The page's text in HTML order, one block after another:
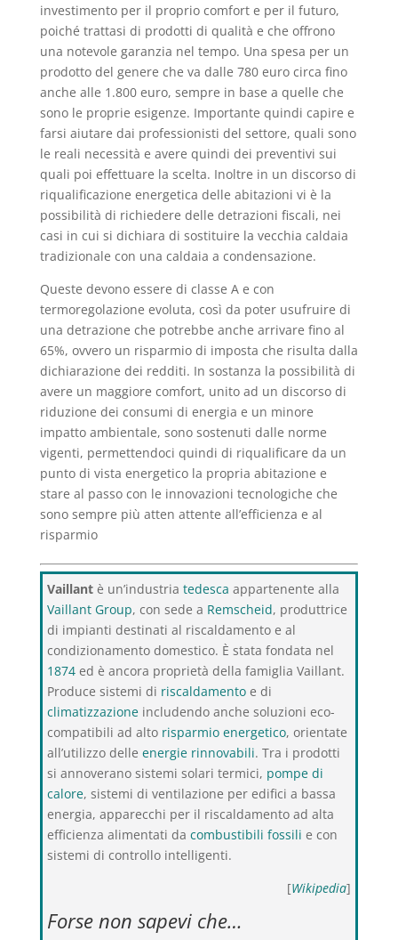
investimento per il proprio comfort e per il futuro,
poiché trattasi di prodotti di qualità e che offrono
una notevole garanzia nel tempo. Una spesa per un
prodotto del genere che va dalle 780 euro circa fino
anche alle 1.800 euro, sempre in base a quelle che
sono le proprie esigenze. Importante quindi capire e
farsi aiutare dai professionisti del settore, quali sono
le reali necessità e avere quindi dei preventivi sui
quali poi effettuare la scelta. Inoltre in un discorso di
riqualificazione energetica delle abitazioni vi è la
possibilità di richiedere delle detrazioni fiscali, nei
casi in cui si dichiara di sostituire la vecchia caldaia
tradizionale con una caldaia a condensazione.
Queste devono essere di classe A e con
termoregolazione evoluta, così da poter usufruire di
una detrazione che potrebbe anche arrivare fino al
65%, ovvero un risparmio di imposta che risulta dalla
dichiarazione dei redditi. In sostanza la possibilità di
avere un maggiore comfort, unito ad un discorso di
riduzione dei consumi di energia e un minore
impatto ambientale, sono sostenuti dalle norme
vigenti, permettendoci quindi di riqualificare da un
punto di vista energetico la propria abitazione e
stare al passo con le innovazioni tecnologiche che
sono sempre più atten attente all’efficienza e al
risparmio
Vaillantè un’industria tedesca appartenente alla
Vaillant Group, con sede a Remscheid, produttrice
di impianti destinati al riscaldamento e al
condizionamento domestico. È stata fondata nel
1874ed è ancora proprietà della famiglia Vaillant.
Produce sistemi di riscaldamentoe di
climatizzazioneincludendo anche soluzioni eco-
compatibili ad alto risparmio energetico, orientate
all’utilizzo delle energie rinnovabili. Tra i prodotti
si annoverano sistemi solari termici, pompe di
calore, sistemi di ventilazione per edifici a bassa
energia, apparecchi per il riscaldamento ad alta
efficienza alimentati da combustibili fossili e con
sistemi di controllo intelligenti.
[Wikipedia]
Forse non sapevi che…